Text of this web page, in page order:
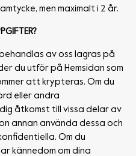
men maximalt i 2 år.
av oss lagras på
du utför på Hemsidan som
att krypteras. Om du
eller andra
åtkomst till vissa delar av
annan använda dessa och
Om du
kännedom om dina